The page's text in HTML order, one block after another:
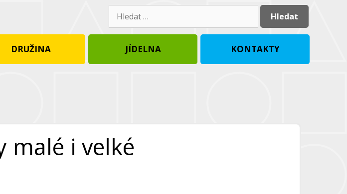
Hledat:
DRUŽINA JÍDELNA KONTAKTY
malé i velké